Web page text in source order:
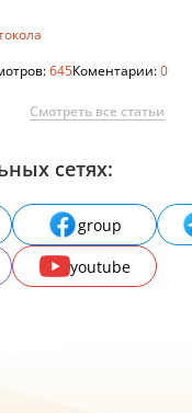
645Коментарии:0
Смотреть все статьи
сетях:
group
youtube